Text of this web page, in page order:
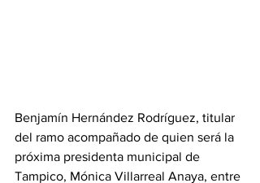
Benjamín Hernández Rodríguez, titular
del ramo acompañado de quien será la
próxima presidenta municipal de
Tampico, Mónica Villarreal Anaya, entre